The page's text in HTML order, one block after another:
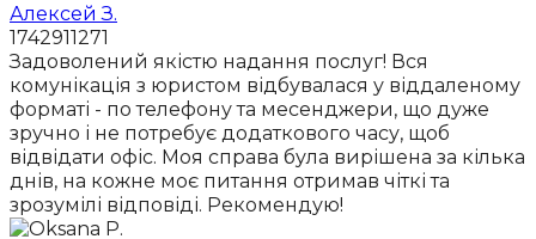
Алексей З.
1742911271
Задоволений якістю надання послуг! Вся
комунікація з юристом відбувалася у віддаленому
форматі - по телефону та месенджери, що дуже
зручно і не потребує додаткового часу, щоб
відвідати офіс. Моя справа була вирішена за кілька
днів, на кожне моє питання отримав чіткі та
зрозумілі відповіді. Рекомендую!